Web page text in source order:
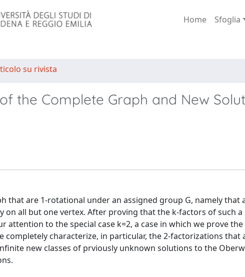
Home Sfoglia
su rivista
the Complete Graph and New
that are 1-rotational under an assigned group G, namely that
all but one vertex. After proving that the k-factors of such a
to the special case k=2, a case in which we prove
completely characterize, in particular, the 2-factorizations that
new classes of prviously unknown solutions to the